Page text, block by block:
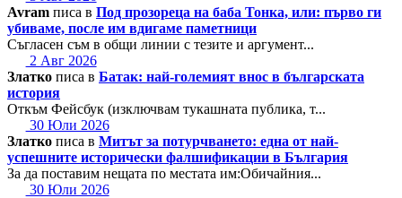
Avram писа в Под прозореца на баба Тонка, или: първо ги
убиваме, после им вдигаме паметници
Съгласен съм в общи линии с тезите и аргумент...
2 Авг 2026
Златко писа в Батак: най-големият внос в българската
история
Откъм Фейсбук (изключвам тукашната публика, т...
30 Юли 2026
Златко писа в Митът за потурчването: една от най-
успешните исторически фалшификации в България
За да поставим нещата по местата им:Обичайния...
30 Юли 2026